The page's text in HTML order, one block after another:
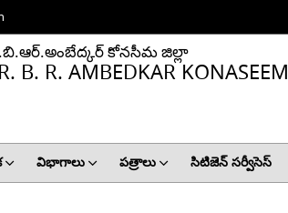
కోనసీమ జిల్లా
B. R. AMBEDKAR
విభాగాలు పత్రాలు సిటిజెన్ సర్వీసెస్